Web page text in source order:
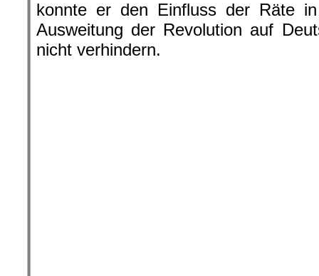
5. November 1918: Stolze
lassen bei dem Kieler